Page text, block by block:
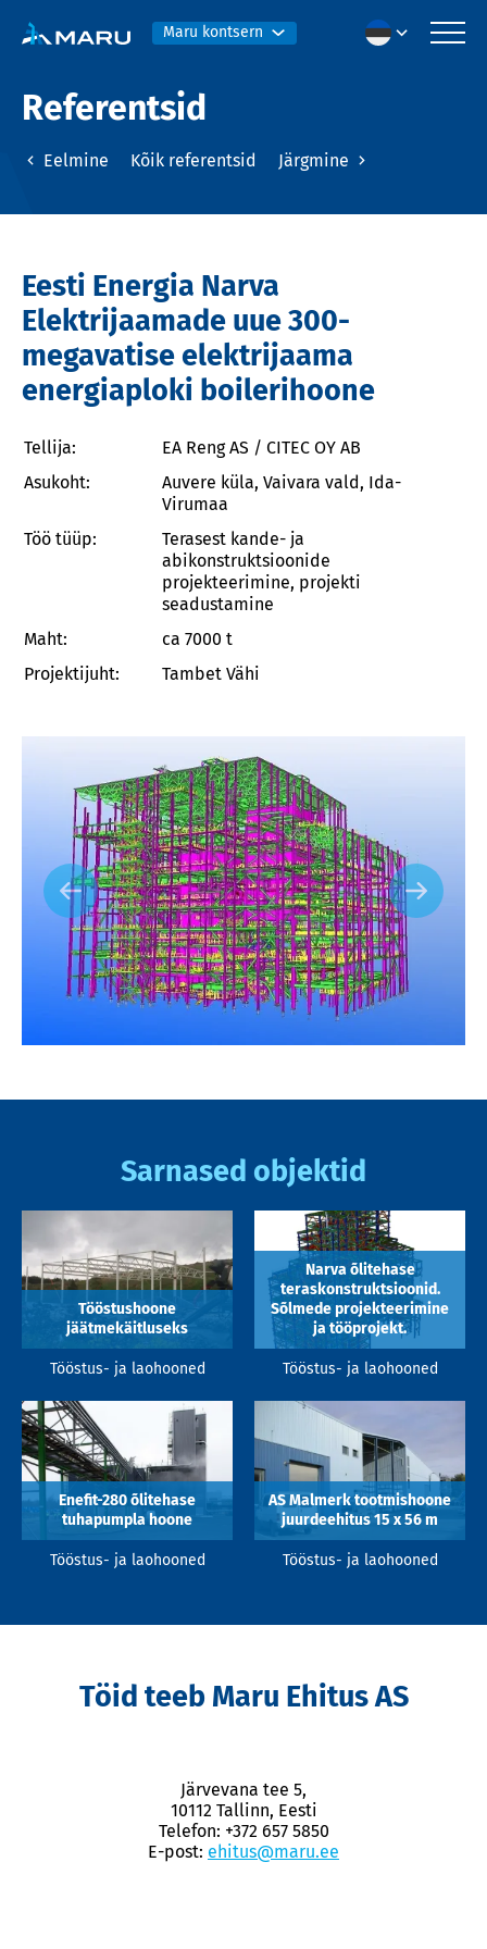
Maru kontsern
Referentsid
Eelmine Kõik referentsid Järgmine
Eesti Energia Narva
Elektrijaamade uue 300-
megavatise elektrijaama
energiaploki boilerihoone
Tellija:
EA Reng AS / CITEC OY AB
Asukoht:
Auvere küla, Vaivara vald, Ida-
Virumaa
Töö tüüp:
Terasest kande- ja
abikonstruktsioonide
projekteerimine, projekti
seadustamine
Maht:
ca 7000 t
Projektijuht:
Tambet Vähi
Sarnased objektid
Tööstushoone
jäätmekäitluseks
Tööstus- ja laohooned
Narva õlitehase
teraskonstruktsioonid.
Sõlmede projekteerimine
ja tööprojekt.
Tööstus- ja laohooned
Enefit-280 õlitehase
tuhapumpla hoone
Tööstus- ja laohooned
AS Malmerk tootmishoone
juurdeehitus 15 x 56 m
Tööstus- ja laohooned
Töid teeb Maru Ehitus AS
Järvevana tee 5,
10112 Tallinn, Eesti
Telefon: +372 657 5850
E-post: ehitus@maru.ee